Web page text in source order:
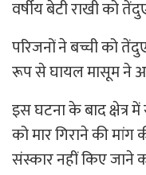
वर्षीय बेटी राखी को
परिजनों ने बच्ची को
रूप से घायल मासूम ने
इस घटना के बाद क्षेत्र
को मार गिराने की
संस्कार नहीं किए जाने